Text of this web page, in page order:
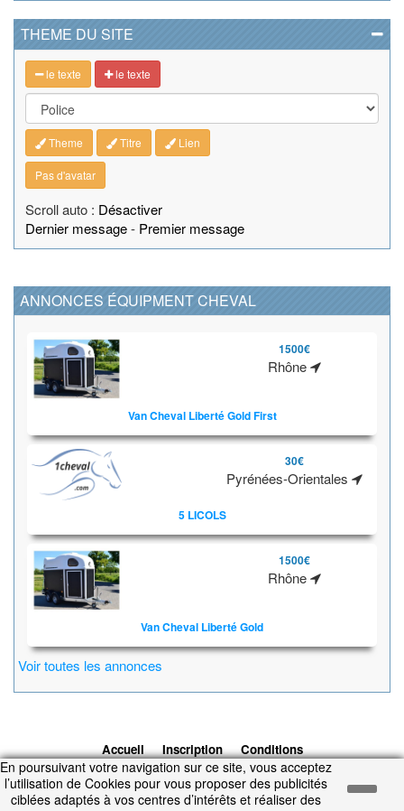
THEME DU SITE
le texte le texte
Theme Titre Lien
Pas d'avatar
Scroll auto : Désactiver
Dernier message- Premier message
ANNONCES ÉQUIPMENT CHEVAL
1500€
Rhône
Van Cheval Liberté Gold First
30€
Pyrénées-Orientales
5 LICOLS
1500€
Rhône
Van Cheval Liberté Gold
Voir toutes les annonces
Accueil Inscription
Conditions
d'utilisation
Contacts © 2026 1cheval.com
Ecurie Virtuelle -
Jeu Cheval
En poursuivant votre navigation sur ce site, vous acceptez
l’utilisation de Cookies pour vous proposer des publicités
ciblées adaptés à vos centres d’intérêts et réaliser des